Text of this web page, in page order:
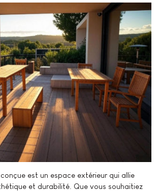
est un espace extérieur qui allie
et durabilité. Que vous souhaitiez